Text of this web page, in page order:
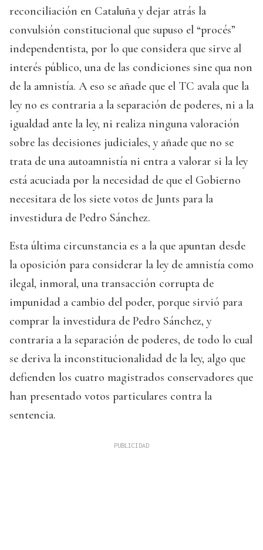
reconciliación en Cataluña y dejar atrás la
convulsión constitucional que supuso el “procés”
independentista, por lo que considera que sirve al
interés público, una de las condiciones sine qua non
de la amnistía. A eso se añade que el TC avala que la
ley no es contraria a la separación de poderes, ni a la
igualdad ante la ley, ni realiza ninguna valoración
sobre las decisiones judiciales, y añade que no se
trata de una autoamnistía ni entra a valorar si la ley
está acuciada por la necesidad de que el Gobierno
necesitara de los siete votos de Junts para la
investidura de Pedro Sánchez.
Esta última circunstancia es a la que apuntan desde
la oposición para considerar la ley de amnistía como
ilegal, inmoral, una transacción corrupta de
impunidad a cambio del poder, porque sirvió para
comprar la investidura de Pedro Sánchez, y
contraria a la separación de poderes, de todo lo cual
se deriva la inconstitucionalidad de la ley, algo que
defienden los cuatro magistrados conservadores que
han presentado votos particulares contra la
sentencia.